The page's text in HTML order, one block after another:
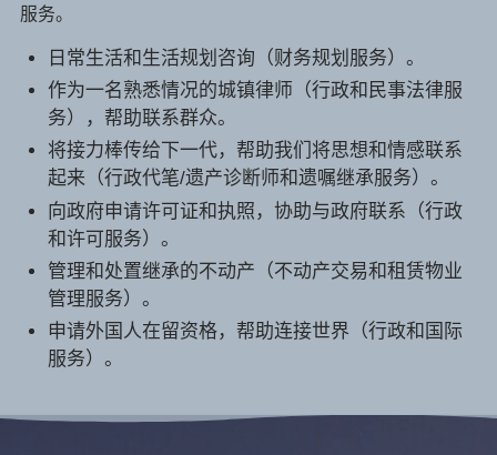
服务。
日常生活和生活规划咨询（财务规划服务）。
作为一名熟悉情况的城镇律师（行政和民事法律服
务），帮助联系群众。
将接力棒传给下一代，帮助我们将思想和情感联系
起来（行政代笔/遗产诊断师和遗嘱继承服务）。
向政府申请许可证和执照，协助与政府联系（行政
和许可服务）。
管理和处置继承的不动产（不动产交易和租赁物业
管理服务）。
申请外国人在留资格，帮助连接世界（行政和国际
服务）。